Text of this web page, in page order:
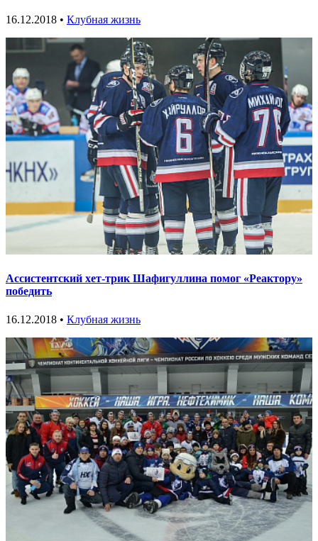
16.12.2018 • Клубная жизнь
Ассистентский хет-трик Шафигуллина помог «Реактору»
победить
16.12.2018 • Клубная жизнь